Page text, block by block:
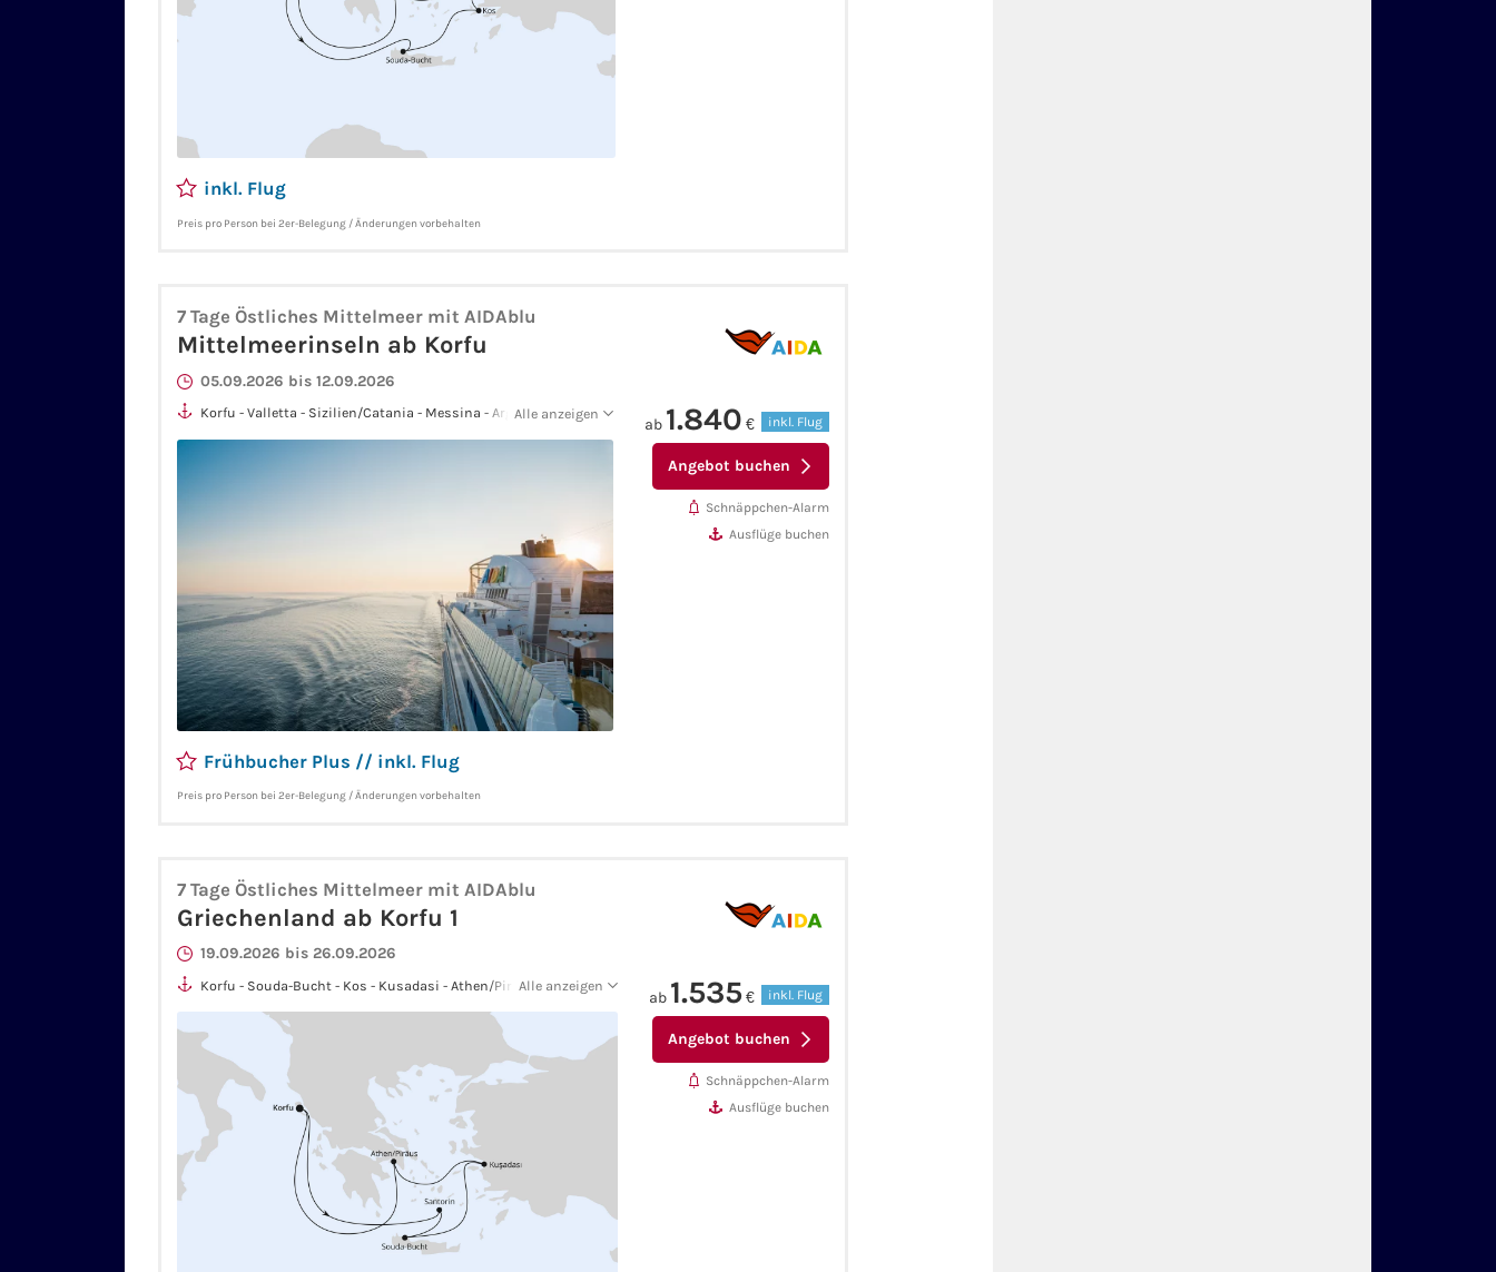
inkl. Flug
Preis pro Person bei 2er-Belegung / Änderungen vorbehalten
7 Tage Östliches Mittelmeer mit AIDAblu
Mittelmeerinseln ab Korfu
05.09.2026 bis 12.09.2026
Korfu - Valletta - Sizilien/Catania - Messina - Argostolion -
Alle anzeigen
Frühbucher Plus // inkl. Flug
ab 1.840 € inkl. Flug
Angebot buchen
Schnäppchen-Alarm
Ausflüge buchen
Preis pro Person bei 2er-Belegung / Änderungen vorbehalten
7 Tage Östliches Mittelmeer mit AIDAblu
Griechenland ab Korfu 1
19.09.2026 bis 26.09.2026
Korfu - Souda-Bucht - Kos - Kusadasi - Athen/Piräus - Korfu
Alle anzeigen
ab 1.535€ inkl. Flug
Angebot buchen
Schnäppchen-Alarm
Ausflüge buchen